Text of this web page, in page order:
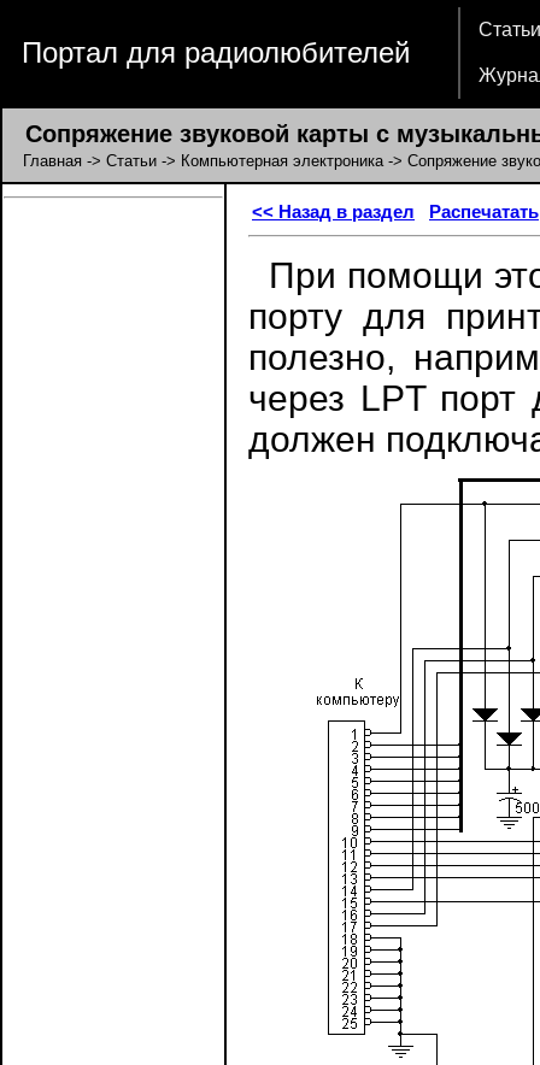
Портал для радиолюбителей
Статьи
Сопряжение звуковой карты с
Главная -> Статьи -> Компьютерная электроника-> Сопряжение
<< Назад в раздел Распечатать
При помощи
порту для
полезно,
через LPT порт
должен